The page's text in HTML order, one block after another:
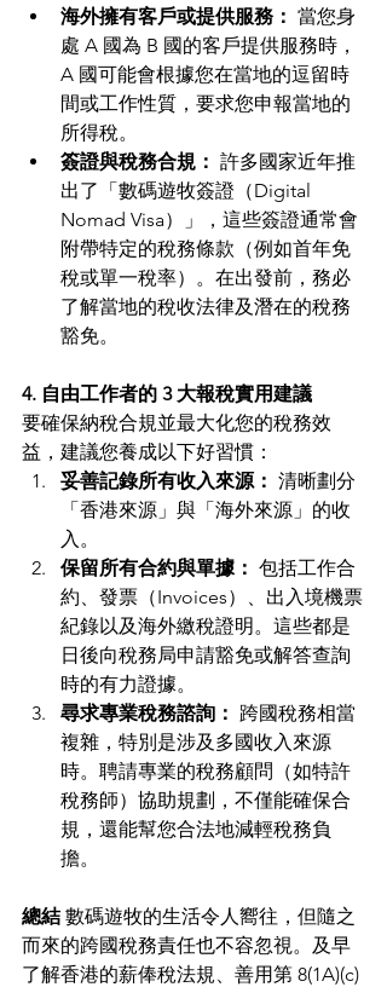
海外擁有客戶或提供服務： 當您身
處 A 國為 B 國的客戶提供服務時，
A 國可能會根據您在當地的逗留時
間或工作性質，要求您申報當地的
所得稅。
簽證與稅務合規： 許多國家近年推
出了「數碼遊牧簽證（Digital
Nomad Visa）」，這些簽證通常會
附帶特定的稅務條款（例如首年免
稅或單一稅率）。在出發前，務必
了解當地的稅收法律及潛在的稅務
豁免。
4. 自由工作者的 3 大報稅實用建議
要確保納稅合規並最大化您的稅務效
益，建議您養成以下好習慣：
妥善記錄所有收入來源： 清晰劃分
「香港來源」與「海外來源」的收
入。
保留所有合約與單據： 包括工作合
約、發票（Invoices）、出入境機票
紀錄以及海外繳稅證明。這些都是
日後向稅務局申請豁免或解答查詢
時的有力證據。
尋求專業稅務諮詢： 跨國稅務相當
複雜，特別是涉及多國收入來源
時。聘請專業的稅務顧問（如特許
稅務師）協助規劃，不僅能確保合
規，還能幫您合法地減輕稅務負
擔。
總結 數碼遊牧的生活令人嚮往，但隨之
而來的跨國稅務責任也不容忽視。及早
了解香港的薪俸稅法規、善用第 8(1A)(c)